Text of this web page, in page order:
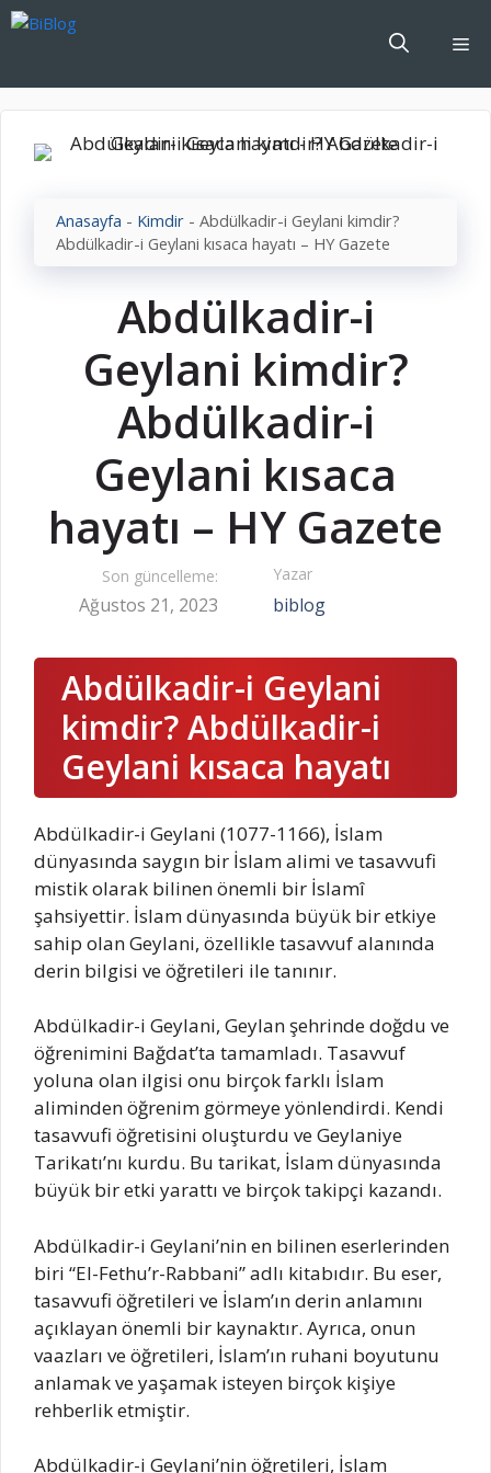
İçeriğe
Anasayfa - Kimdir - Abdülkadir-i Geylani kimdir?
Abdülkadir-i Geylani kısaca hayatı – HY Gazete
Abdülkadir-i
Geylani kimdir?
Abdülkadir-i
Geylani kısaca
hayatı – HY Gazete
Son güncelleme:
Ağustos 21, 2023
Yazar
biblog
Abdülkadir-i Geylani
kimdir? Abdülkadir-i
Geylani kısaca hayatı
Abdülkadir-i Geylani (1077-1166), İslam
dünyasında saygın bir İslam alimi ve tasavvufi
mistik olarak bilinen önemli bir İslamî
şahsiyettir. İslam dünyasında büyük bir etkiye
sahip olan Geylani, özellikle tasavvuf alanında
derin bilgisi ve öğretileri ile tanınır.
Abdülkadir-i Geylani, Geylan şehrinde doğdu ve
öğrenimini Bağdat’ta tamamladı. Tasavvuf
yoluna olan ilgisi onu birçok farklı İslam
aliminden öğrenim görmeye yönlendirdi. Kendi
tasavvufi öğretisini oluşturdu ve Geylaniye
Tarikatı’nı kurdu. Bu tarikat, İslam dünyasında
büyük bir etki yarattı ve birçok takipçi kazandı.
Abdülkadir-i Geylani’nin en bilinen eserlerinden
biri “El-Fethu’r-Rabbani” adlı kitabıdır. Bu eser,
tasavvufi öğretileri ve İslam’ın derin anlamını
açıklayan önemli bir kaynaktır. Ayrıca, onun
vaazları ve öğretileri, İslam’ın ruhani boyutunu
anlamak ve yaşamak isteyen birçok kişiye
rehberlik etmiştir.
Abdülkadir-i Geylani’nin öğretileri, İslam